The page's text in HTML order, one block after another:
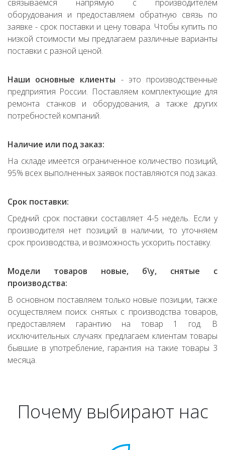
связываемся напрямую с производителем
оборудования и предоставляем обратную связь по
заявке - срок поставки и цену товара. Чтобы купить по
низкой стоимости мы предлагаем различные варианты
поставки с разной ценой.
Наши основные клиенты - это производственные
предприятия России. Поставляем комплектующие для
ремонта станков и оборудования, а также других
потребностей компаний.
Наличие или под заказ:
На складе имеется ограниченное количество позиций,
95% всех выполненных заявок поставляются под заказ.
Срок поставки:
Средний срок поставки составляет 4-5 недель. Если у
производителя нет позиций в наличии, то уточняем
срок производства, и возможность ускорить поставку.
Модели товаров новые, б\у, снятые с
производства:
В основном поставляем только новые позиции, также
осуществляем поиск снятых с производства товаров,
предоставляем гарантию на товар 1 год. В
исключительных случаях предлагаем клиентам товары
бывшие в употребление, гарантия на такие товары 3
месяца.
Почему выбирают нас